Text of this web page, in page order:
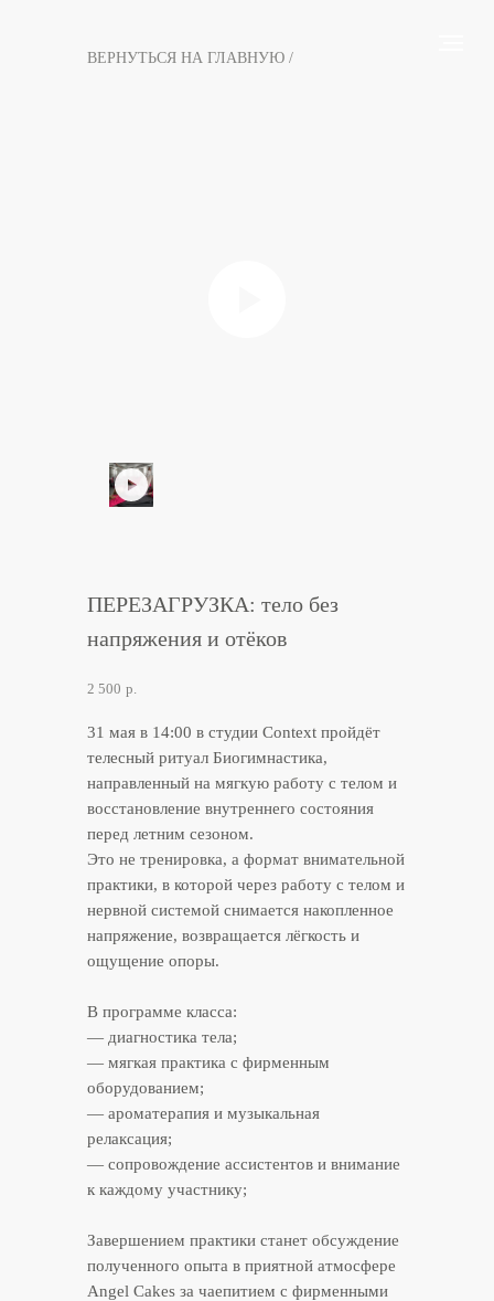
ВЕРНУТЬСЯ НА ГЛАВНУЮ /
ПЕРЕЗАГРУЗКА: тело без
напряжения и отёков
2 500 р.
31 мая в 14:00 в студии Context пройдёт
телесный ритуал Биогимнастика,
направленный на мягкую работу с телом и
восстановление внутреннего состояния
перед летним сезоном.
Это не тренировка, а формат внимательной
практики, в которой через работу с телом и
нервной системой снимается накопленное
напряжение, возвращается лёгкость и
ощущение опоры.
В программе класса:
— диагностика тела;
— мягкая практика с фирменным
оборудованием;
— ароматерапия и музыкальная
релаксация;
— сопровождение ассистентов и внимание
к каждому участнику;
Завершением практики станет обсуждение
полученного опыта в приятной атмосфере
Angel Cakes за чаепитием с фирменными
КОНТАКТЫ